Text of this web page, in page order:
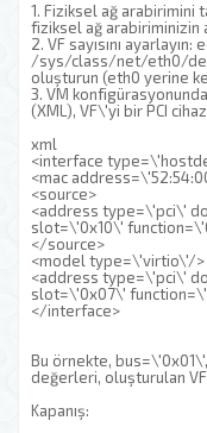
1. Fiziksel ağ arabirimini
fiziksel ağ arabiriminizin
2. VF sayısını ayarlayın:
/sys/class/net/eth0/
oluşturun (eth0 yerine
3. VM
(XML), VF\'yi bir PCI
xml
<interface
<mac
<source>
<address type=\'pci\'
slot=\'0x10\'
</source>
<model type=\'virtio\'/>
<address type=\'pci\'
slot=\'0x07\'
</interface>
Bu örnekte,
değerleri, oluşturulan
Kapanış: